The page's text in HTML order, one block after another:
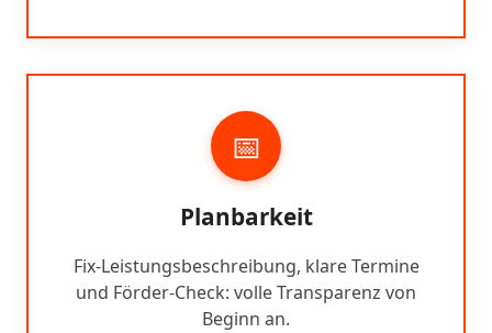
📅
Planbarkeit
Fix-Leistungsbeschreibung, klare Termine
und Förder-Check: volle Transparenz von
Beginn an.